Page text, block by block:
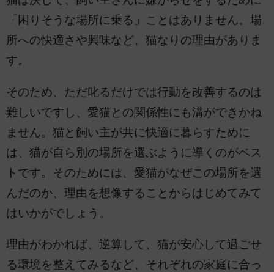
「困りそうな場所に乗る」ことはありません。場
所への快適さや興味など、猫なりの理由がありま
す。
そのため、ただ叱るだけでは行動を改善するのは
難しいですし、愛猫との関係性にも溝ができかね
ません。猫と飼い主が共に快適に暮らすために
は、猫が自ら別の場所を選ぶように導くのがベス
トです。そのためには、愛猫がなぜこの場所を選
んだのか、理由を想像することからはじめてみて
はいかがでしょう。
理由がわかれば、逆算して、猫が安心して過ごせ
る環境を整えてみるなど、それぞれの家庭に合っ